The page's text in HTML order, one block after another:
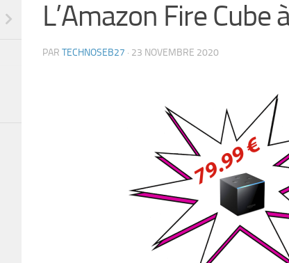
L’Amazon Fire Cube
PAR TECHNOSEB27 · 23 NOVEMBRE 2020